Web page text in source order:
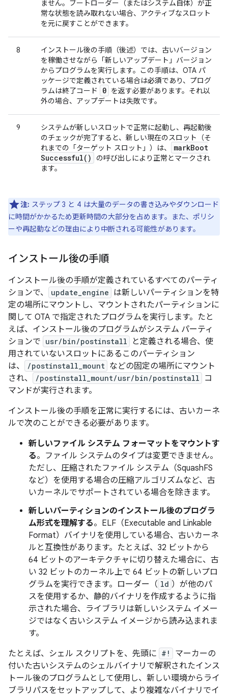
ません。ブートローダー（またはシステム自体）が正
常な状態を読み取れない場合、アクティブなスロット
を元に戻すことができます。
8
インストール後の手順（後述）では、古いバージョン
を稼働させながら「新しいアップデート」バージョン
からプログラムを実行します。この手順は、OTA パ
ッケージで定義されている場合は必須であり、プログ
ラムは終了コード
0 を返す必要があります。それ以
外の場合、アップデートは失敗です。
9
システムが新しいスロットで正常に起動し、再起動後
のチェックが完了すると、新しい現在のスロット（そ
れまでの「ターゲット スロット」）は、
markBoot
Successful( )
の呼び出しにより正常とマークされ
ます。
注: ステップ 3 と 4 は大量のデータの書き込みやダウンロード
に時間がかかるため更新時間の大部分を占めます。また、ポリシ
ーや再起動などの理由により中断される可能性があります。
インストール後の手順
インストール後の手順が定義されているすべてのパーティ
ションで、
update_engine は新しいパーティションを特
定の場所にマウントし、マウントされたパーティションに
関して OTA で指定されたプログラムを実行します。たと
えば、インストール後のプログラムがシステム パーティ
ションで usr/bin/postinstall
と定義される場合、使
用されていないスロットにあるこのパーティション
は、
/postinstall_mount などの固定の場所にマウント
され、
/postinstall_mount/usr/bin/postinstall
コ
マンドが実行されます。
インストール後の手順を正常に実行するには、古いカーネ
ルで次のことができる必要があります。
新しいファイル システム フォーマットをマウントす
る。ファイル システムのタイプは変更できません。
ただし、圧縮されたファイル システム（SquashFS
など）を使用する場合の圧縮アルゴリズムなど、古
いカーネルでサポートされている場合を除きます。
新しいパーティションのインストール後のプログラ
ム形式を理解する。ELF（Executable and Linkable
Format）バイナリを使用している場合、古いカーネ
ルと互換性があります。たとえば、32 ビットから
64 ビットのアーキテクチャに切り替えた場合に、古
い 32 ビットのカーネル上で 64 ビットの新しいプロ
グラムを実行できます。ローダー（ ld ）が他のパ
スを使用するか、静的バイナリを作成するように指
示された場合、ライブラリは新しいシステム イメー
ジではなく古いシステム イメージから読み込まれま
す。
たとえば、シェル スクリプトを、先頭に #!
マーカーの
付いた古いシステムのシェルバイナリで解釈されたインス
トール後のプログラムとして使用し、新しい環境からライ
ブラリパスをセットアップして、より複雑なバイナリでイ